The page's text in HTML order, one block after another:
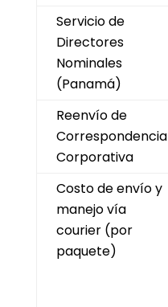
Servicio de
Directores
Nominales
(Panamá)
Reenvío de
Correspondencia
Corporativa
Costo de envío y
manejo vía
courier (por
paquete)